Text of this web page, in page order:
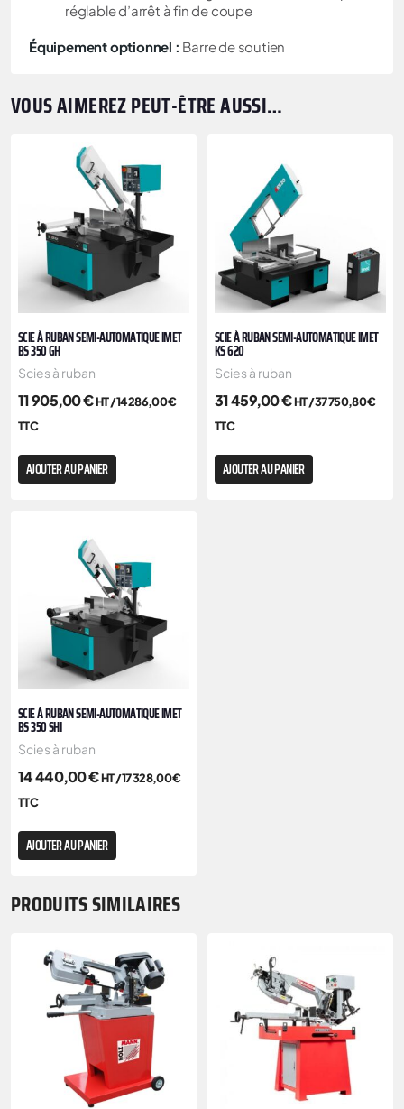
réglable d’arrêt à fin de coupe
Équipement optionnel : Barre de soutien
VOUS AIMEREZ PEUT-ÊTRE AUSSI…
SCIE À RUBAN SEMI-AUTOMATIQUE IMET
BS 350 GH
Scies à ruban
11 905,00€HT /14 286,00€
TTC
AJOUTER AU PANIER
SCIE À RUBAN SEMI-AUTOMATIQUE IMET
KS 620
Scies à ruban
31 459,00€HT /37 750,80€
TTC
AJOUTER AU PANIER
SCIE À RUBAN SEMI-AUTOMATIQUE IMET
BS 350 SHI
Scies à ruban
14 440,00€HT /17 328,00€
TTC
AJOUTER AU PANIER
PRODUITS SIMILAIRES